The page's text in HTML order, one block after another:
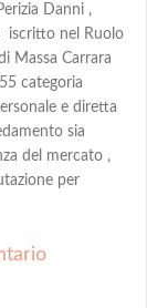
Danni ,
iscritto nel Ruolo
Massa Carrara
categoria
e diretta
sia
del mercato ,
per